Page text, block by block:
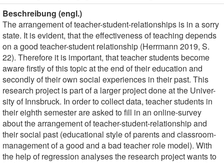
Beschreibung (engl.)
The arrangement of teacher-student-relationships is in a sorry
state. It is evident, that the effectiveness of teaching depends
on a good teacher-student relationship (Herrmann 2019, S.
22). Therefore it is important, that teacher students become
aware firstly of this topic at the end of their education and
secondly of their own social experiences in their past. This
research project is part of a larger project done at the Univer-
sity of Innsbruck. In order to collect data, teacher students in
their eighth semester are asked to fill in an online-survey
about the arrangement of teacher-student-relationship and
their social past (educational style of parents and classroom-
management of a good and a bad teacher role model). With
the help of regression analyses the research project wants to